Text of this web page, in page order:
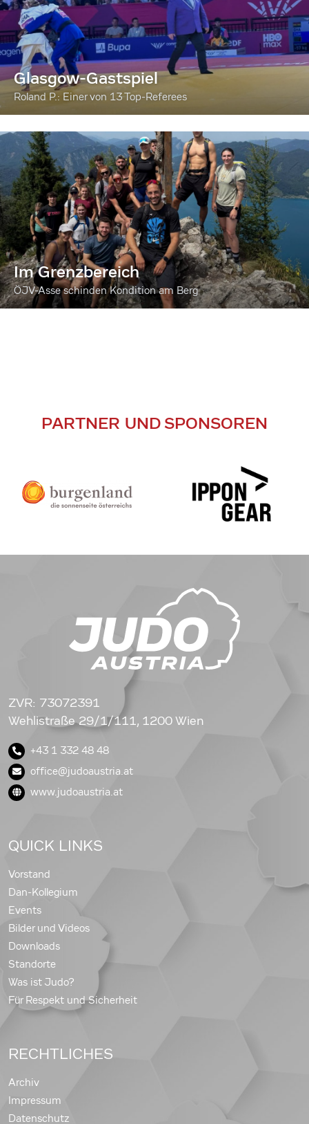
Glasgow-Gastspiel
Roland P.: Einer von 13 Top-Referees
Im Grenzbereich
ÖJV-Asse schinden Kondition am Berg
PARTNER UND SPONSOREN
ZVR: 73072391
Wehlistraße 29/1/111, 1200 Wien
+43 1 332 48 48
office@judoaustria.at
www.judoaustria.at
QUICK LINKS
Vorstand
Dan-Kollegium
Events
Bilder und Videos
Downloads
Standorte
Was ist Judo?
Für Respekt und Sicherheit
RECHTLICHES
Archiv
Impressum
Datenschutz